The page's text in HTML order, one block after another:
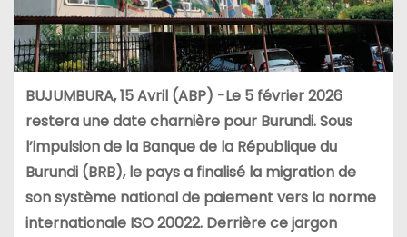
BUJUMBURA, 15 Avril (ABP) -Le 5 février 2026
restera une date charnière pour Burundi. Sous
l’impulsion de la Banque de la République du
Burundi (BRB), le pays a finalisé la migration de
son système national de paiement vers la norme
internationale ISO 20022. Derrière ce jargon